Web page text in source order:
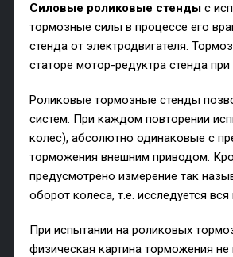
Силовые роликовые стенды с
тормозные силы в процессе его
стенда от электродвигателя.
статоре мотор-редуктра стенда
Роликовые тормозные стенды
систем. При каждом повторении
колес), абсолютно одинаковые с
торможения внешним приводом.
предусмотрено измерение так
оборот колеса, т.е. исследуется
При испытании на роликовых
физическая картина торможения